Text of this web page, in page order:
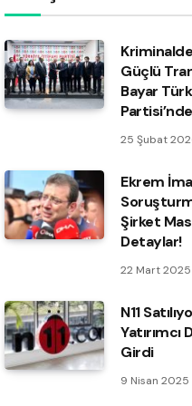
Güçlü
Bayar
Partisi’nde
25 Şubat
Ekrem
Şirket
Detaylar!
22 Mart 2025
N11
Yatırımcı
Girdi
9 Nisan 2025